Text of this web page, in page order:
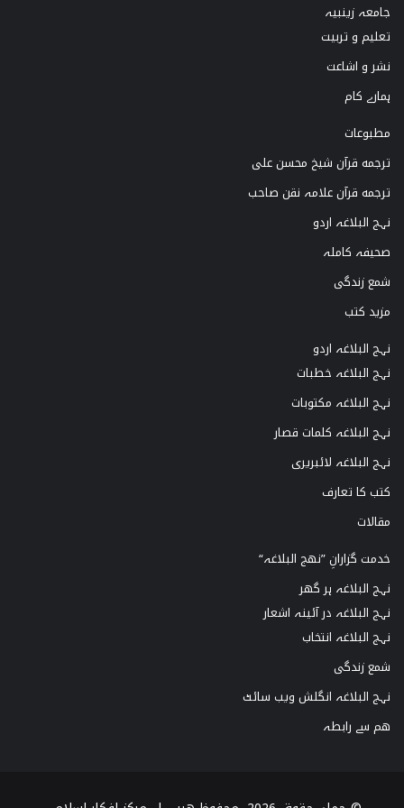
جامعہ زینبیہ
تعلیم و تربیت
نشر و اشاعت
ہمارے کام
مطبوعات
ترجمه قرآن شیخ محسن علی
ترجمه قرآن علامہ نقن صاحب
نہج البلاغہ اردو
صحیفہ کاملہ
شمع زندگی
مزید کتب
نہج البلاغہ اردو
نہج البلاغہ خطبات
نہج البلاغہ مکتوبات
نہج البلاغہ کلمات قصار
نہج البلاغہ لائبریری
کتب کا تعارف
مقالات
خدمت گزارانِ ”نھج البلاغہ“
نہج البلاغہ ہر گھر
نہج البلاغہ در آئینہ اشعار
نہج البلاغہ انتخاب
شمع زندگی
نہج البلاغہ انگلش ویب سائٹ
ھم سے رابطہ